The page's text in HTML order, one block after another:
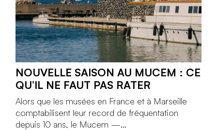
NOUVELLE SAISON AU MUCEM : CE
QU’IL NE FAUT PAS RATER
Alors que les musées en France et à Marseille
comptabilisent leur record de fréquentation
depuis 10 ans, le Mucem —...